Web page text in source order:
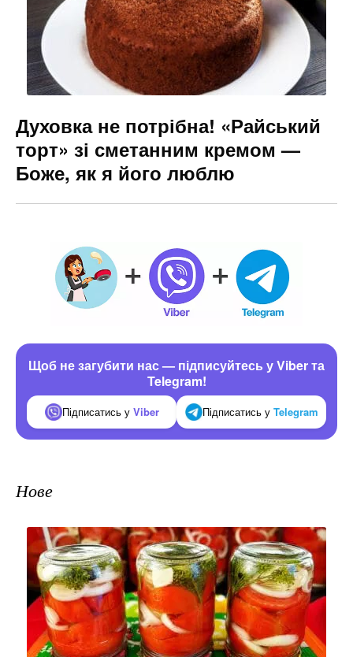
Духовка не потрібна! «Райський
торт» зі сметанним кремом —
Боже, як я його люблю
Щоб не загубити нас — підписуйтесь у Viber та
Telegram!
Підписатись у Viber Підписатись у Telegram
Нове